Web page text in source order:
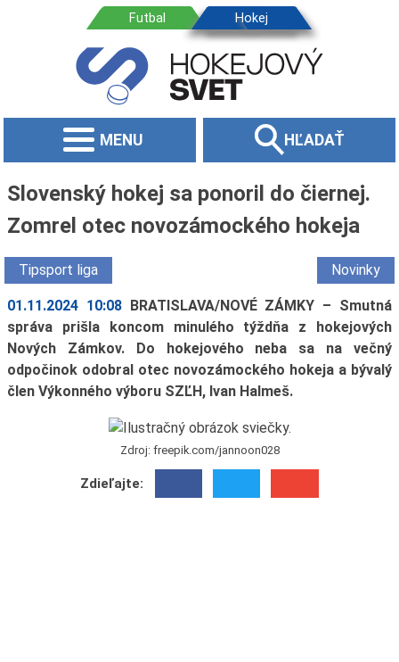
MENU HĽADAŤ
Slovenský hokej sa ponoril do čiernej.
Zomrel otec novozámockého hokeja
Tipsport liga Novinky
01.11.2024 10:08 BRATISLAVA/NOVÉ ZÁMKY – Smutná
správa prišla koncom minulého týždňa z hokejových
Nových Zámkov. Do hokejového neba sa na večný
odpočinok odobral otec novozámockého hokeja a bývalý
člen Výkonného výboru SZĽH, Ivan Halmeš.
Zdroj: freepik.com/jannoon028
Zdieľajte: